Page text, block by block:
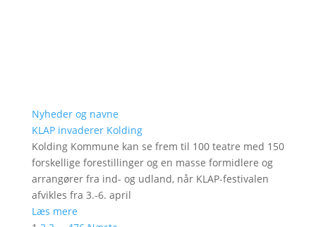
Nyheder og navne
KLAP invaderer Kolding
Kolding Kommune kan se frem til 100 teatre med 150
forskellige forestillinger og en masse formidlere og
arrangører fra ind- og udland, når KLAP-festivalen
afvikles fra 3.-6. april
Læs mere